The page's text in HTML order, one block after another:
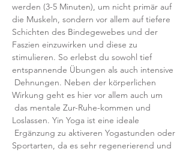
werden (3-5 Minuten), um nicht primär auf
die Muskeln, sondern vor allem auf tiefere
Schichten des Bindegewebes und der
Faszien einzuwirken und diese zu
stimulieren. So erlebst du sowohl tief
entspannende Übungen als auch intensive
Dehnungen. Neben der körperlichen
Wirkung geht es hier vor allem auch um
das mentale Zur-Ruhe-kommen und
Loslassen. Yin Yoga ist eine ideale
Ergänzung zu aktiveren Yogastunden oder
Sportarten, da es sehr regenerierend und